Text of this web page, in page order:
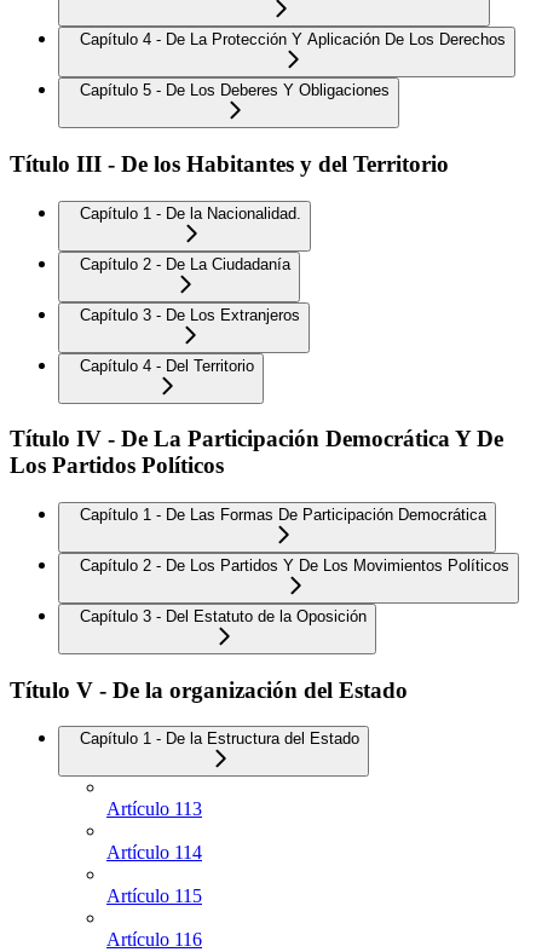
Capítulo 4 - De La Protección Y Aplicación De Los Derechos
Capítulo 5 - De Los Deberes Y Obligaciones
Título III - De los Habitantes y del Territorio
Capítulo 1 - De la Nacionalidad.
Capítulo 2 - De La Ciudadanía
Capítulo 3 - De Los Extranjeros
Capítulo 4 - Del Territorio
Título IV - De La Participación Democrática Y De
Los Partidos Políticos
Capítulo 1 - De Las Formas De Participación Democrática
Capítulo 2 - De Los Partidos Y De Los Movimientos Políticos
Capítulo 3 - Del Estatuto de la Oposición
Título V - De la organización del Estado
Capítulo 1 - De la Estructura del Estado
Artículo 113
Artículo 114
Artículo 115
Artículo 116